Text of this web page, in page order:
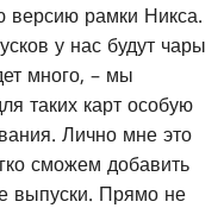
версию рамки Никса.
у нас будут чары
много, – мы
таких карт особую
Лично мне это
сможем добавить
выпуски. Прямо не